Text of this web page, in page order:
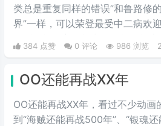
类总是重复同样的错误”和鲁路修
界”一样，可以荣登最受中二病欢
句话一样，它同样出自《机动战
罗一战中，凤·村雨为了保护主角
亚被自己杀死的拉拉，说出了这句
384 点赞 0 评论 986 浏览
OO还能再战XX年
OO还能再战XX年，看过不少动画
到“海贼还能再战500年”、“银魂